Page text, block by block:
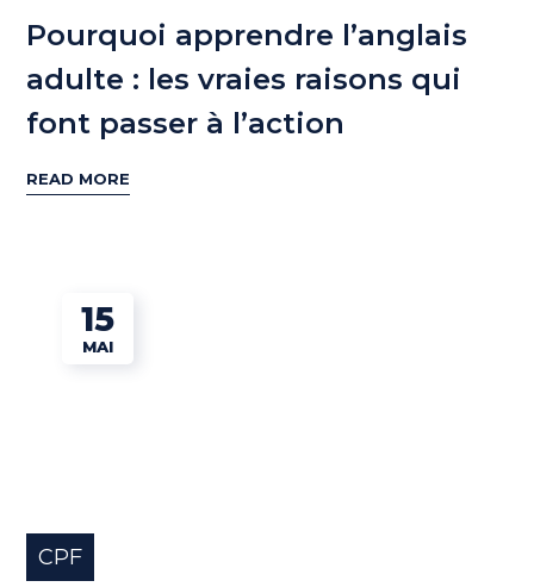
Pourquoi apprendre l’anglais
adulte : les vraies raisons qui
font passer à l’action
READ MORE
15
MAI
CPF